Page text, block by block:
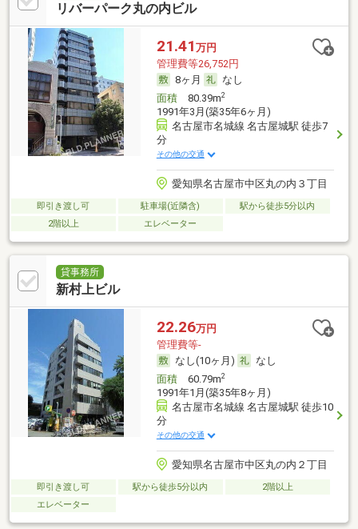
リバーパーク丸の内ビル
21.41 万円
管理費等26,752円
8ヶ月
なし
面積80.39m2
1991年3月(築35年6ヶ月)
名古屋市名城線 名古屋城駅 徒歩7
分
その他の交通
愛知県名古屋市中区丸の内３丁目
即引き渡し可 駐車場(近隣含)
駅から徒歩5分以内
2階以上
エレベーター
貸事務所
新村上ビル
22.26万円
管理費等-
なし(10ヶ月)
なし
面積60.79m2
1991年1月(築35年8ヶ月)
名古屋市名城線 名古屋城駅 徒歩10
分
その他の交通
愛知県名古屋市中区丸の内２丁目
即引き渡し可 駅から徒歩5分以内
2階以上
エレベーター